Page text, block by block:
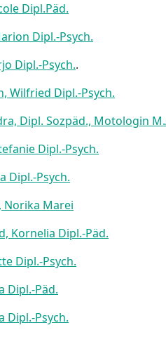
Dipl.Päd.
Dipl.-Psych.
Dipl.-Psych..
Wilfried Dipl.-Psych.
Dipl. Sozpäd., Motologin
Dipl.-Psych.
Dipl.-Psych.
Norika Marei
Kornelia Dipl.-Päd.
Dipl.-Psych.
Dipl.-Päd.
Dipl.-Psych.